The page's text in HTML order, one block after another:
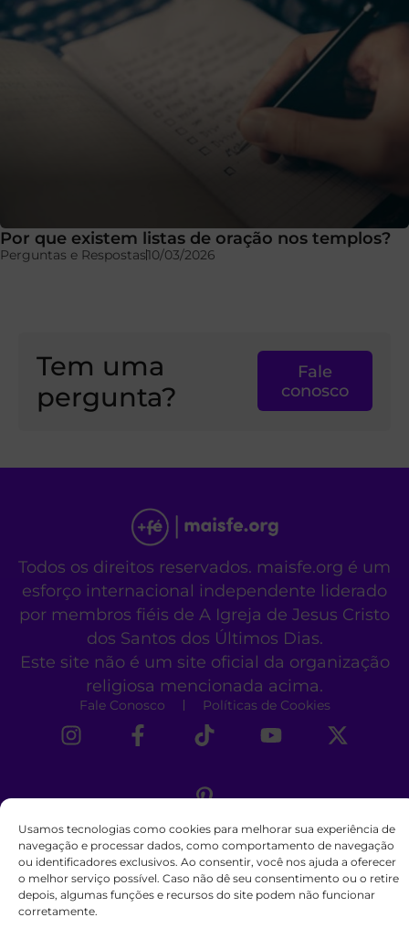
Usamos tecnologias como cookies para melhorar sua experiência de
navegação e processar dados, como comportamento de navegação
ou identificadores exclusivos. Ao consentir, você nos ajuda a oferecer
o melhor serviço possível. Caso não dê seu consentimento ou o retire
depois, algumas funções e recursos do site podem não funcionar
corretamente.
Por que existem listas de oração nos templos?
Perguntas e Respostas10/03/2026
Tem uma
pergunta?
Fale
conosco
Todos os direitos reservados. maisfe.org é um
esforço internacional independente liderado
por membros fiéis de A Igreja de Jesus Cristo
dos Santos dos Últimos Dias.
Este site não é um site oficial da organização
religiosa mencionada acima.
Fale Conosco Políticas de Cookies